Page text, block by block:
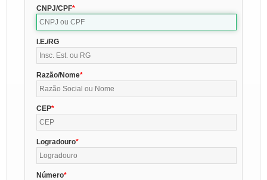
CNPJ/CPF
I.E./RG
Razão/Nome
CEP
Logradouro
Número